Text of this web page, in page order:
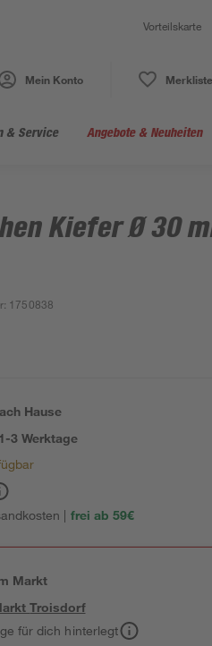
Vorteilskarte
Mein Konto Merkliste
& Service Angebote & Neuheiten
Kiefer Ø 30
: 1750838
Hause
3 Werktage
| frei ab 59€
Markt
Troisdorf
für dich hinterlegt